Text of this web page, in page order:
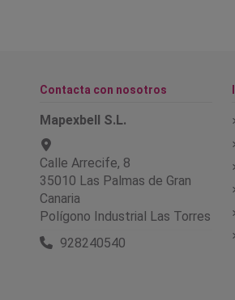
Contacta con nosotros
Mapexbell S.L.
Calle Arrecife, 8
35010 Las Palmas de Gran
Canaria
Polígono Industrial Las Torres
928240540